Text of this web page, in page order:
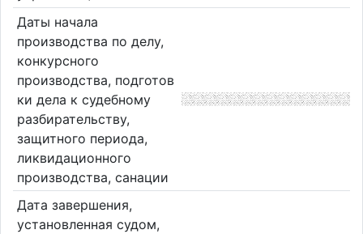
Даты начала
производства по делу,
конкурсного
производства, подготов
ки дела к судебному
разбирательству,
защитного периода,
ликвидационного
производства, санации
Дата завершения,
установленная судом,